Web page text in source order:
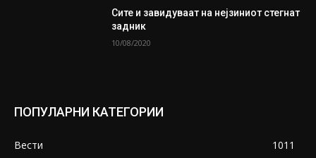
Сите и завидуваат на нејзиниот стегнат
задник
10/08/2020
ПОПУЛАРНИ КАТЕГОРИИ
Вести
1011